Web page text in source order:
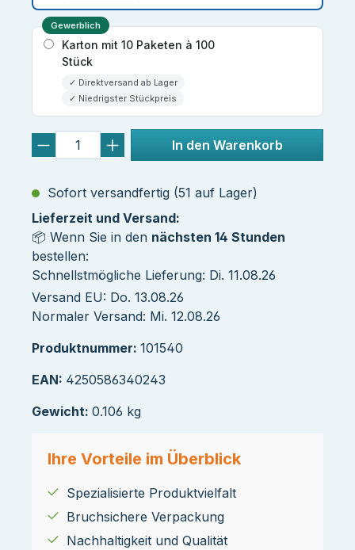
Gewerblich
Karton mit 10 Paketen à 100
Stück
✓ Direktversand ab Lager
✓ Niedrigster Stückpreis
In den Warenkorb
Sofort versandfertig (51 auf Lager)
Lieferzeit und Versand:
📦 Wenn Sie in den nächsten 14 Stunden
bestellen:
Schnellstmögliche Lieferung: Di. 11.08.26
Versand EU: Do. 13.08.26
Normaler Versand: Mi. 12.08.26
Produktnummer: 101540
EAN: 4250586340243
Gewicht: 0.106 kg
Ihre Vorteile im Überblick
Spezialisierte Produktvielfalt
Bruchsichere Verpackung
Nachhaltigkeit und Qualität